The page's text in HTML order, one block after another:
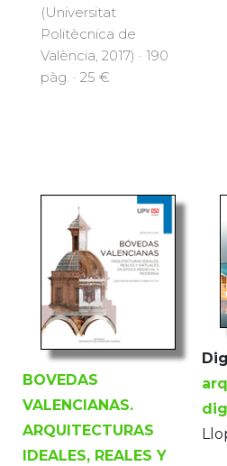
(Universitat
Politècnica de
València, 2017) · 190
pàg. · 25 €
BOVEDAS
VALENCIANAS.
ARQUITECTURAS
IDEALES, REALES Y